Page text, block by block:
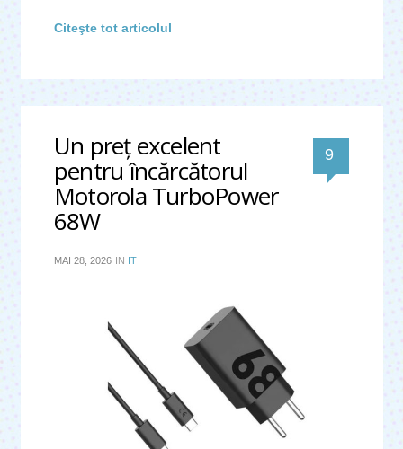
Citeşte tot articolul
Un preţ excelent
pentru încărcătorul
Motorola TurboPower
68W
9
MAI 28, 2026 IN IT